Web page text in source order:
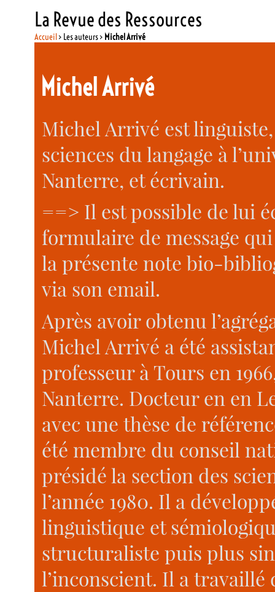
La Revue des Ressources
Accueil> Les auteurs > Michel Arrivé
Michel Arrivé
Michel Arrivé est
sciences du langage à
Nanterre, et écrivain.
==> Il est possible de lui
formulaire de message
la présente note bio-
via son email.
Après avoir obtenu
Michel Arrivé a été
professeur à Tours en
Nanterre. Docteur en en
avec une thèse de
été membre du conseil
présidé la section des
l’année 1980. Il a
linguistique et
structuraliste puis plus
l’inconscient. Il a